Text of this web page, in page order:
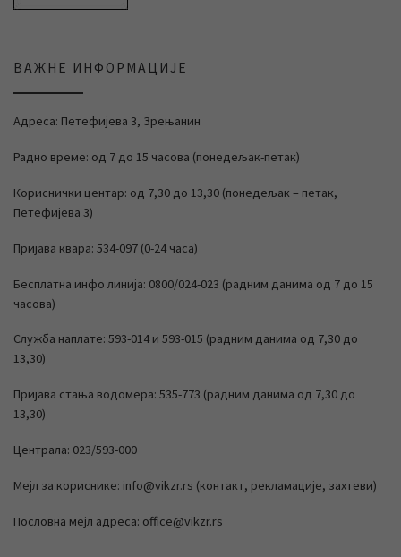
ВАЖНЕ ИНФОРМАЦИЈЕ
Адреса: Петефијева 3, Зрењанин
Радно време: од 7 до 15 часова (понедељак-петак)
Кориснички центар: од 7,30 до 13,30 (понедељак – петак,
Петефијева 3)
Пријава квара: 534-097 (0-24 часа)
Бесплатна инфо линија: 0800/024-023 (радним данима од 7 до 15
часова)
Служба наплате: 593-014 и 593-015 (радним данима од 7,30 до
13,30)
Пријава стања водомера: 535-773 (радним данима од 7,30 до
13,30)
Централа: 023/593-000
Мејл за кориснике: info@vikzr.rs (контакт, рекламације, захтеви)
Пословна мејл адреса: office@vikzr.rs